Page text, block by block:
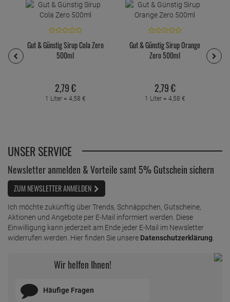
Gut & Günstig Sirup Cola Zero
500ml
2,79€
1 Liter = 4, 58 €
Gut & Günstig Sirup Orange
Zero 500ml
2,79€
1 Liter = 4, 58 €
UNSER SERVICE
Newsletter anmelden & Vorteile samt 5% Gutschein sichern
ZUM NEWSLETTER ANMELDEN
Ich möchte zukünftig über Trends, Schnäppchen, Gutscheine,
Aktionen und Angebote per E-Mail informiert werden. Diese
Einwilligung kann jederzeit am Ende jeder E-Mail im Newsletter
widerrufen werden. Hier finden Sie unsere Datenschutzerklärung
Wir helfen Ihnen!
Häufige Fragen